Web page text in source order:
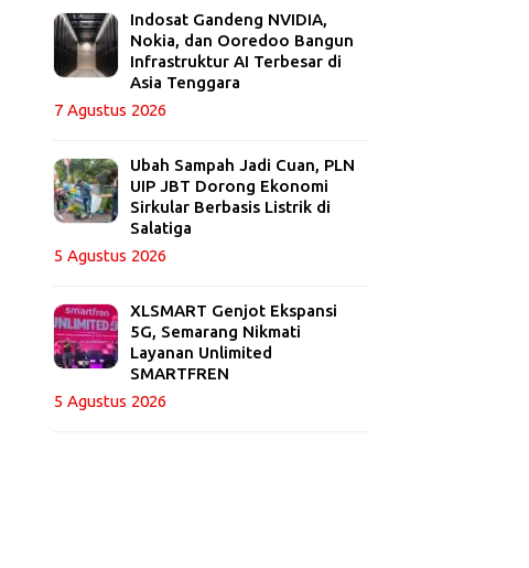
Indosat Gandeng NVIDIA,
Nokia, dan Ooredoo Bangun
Infrastruktur AI Terbesar di
Asia Tenggara
7 Agustus 2026
Ubah Sampah Jadi Cuan, PLN
UIP JBT Dorong Ekonomi
Sirkular Berbasis Listrik di
Salatiga
5 Agustus 2026
XLSMART Genjot Ekspansi
5G, Semarang Nikmati
Layanan Unlimited
SMARTFREN
5 Agustus 2026